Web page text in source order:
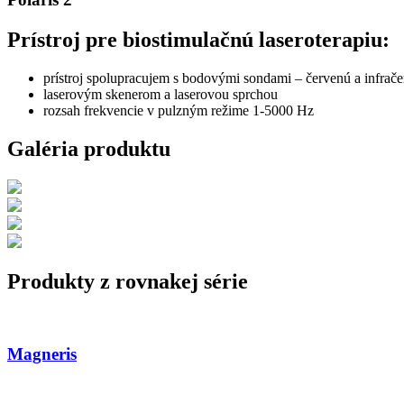
Prístroj pre biostimulačnú laseroterapiu:
prístroj spolupracujem s bodovými sondami – červenú a
laserovým skenerom a laserovou sprchou
rozsah frekvencie v pulzným režime 1-5000 Hz
Galéria produktu
Produkty z rovnakej série
Magneris